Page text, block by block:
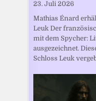
23. Juli 2026
Mathias Énard
Leuk Der
mit dem Spycher:
ausgezeichnet.
Schloss Leuk